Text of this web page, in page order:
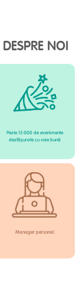
DESPRE NOI
Peste 15 000 de evenimente
desfășurate cu voie bună
Manager personal